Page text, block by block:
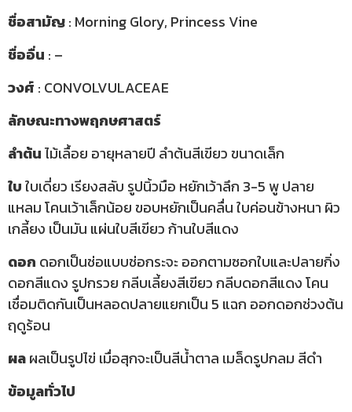
ชื่อสามัญ: Morning Glory, Princess Vine
ชื่ออื่น : –
วงศ์ : CONVOLVULACEAE
ลักษณะทางพฤกษศาสตร์
ลำต้นไม้เลื้อย อายุหลายปี ลำต้นสีเขียว ขนาดเล็ก
ใบใบเดี่ยว เรียงสลับ รูปนิ้วมือ หยักเว้าลึก 3-5 พู ปลาย
แหลม โคนเว้าเล็กน้อย ขอบหยักเป็นคลื่น ใบค่อนข้างหนา ผิว
เกลี้ยง เป็นมัน แผ่นใบสีเขียว ก้านใบสีแดง
ดอก ดอกเป็นช่อแบบช่อกระจะ ออกตามซอกใบและปลายกิ่ง
ดอกสีแดง รูปกรวย กลีบเลี้ยงสีเขียว กลีบดอกสีแดง โคน
เชื่อมติดกันเป็นหลอดปลายแยกเป็น 5 แฉก ออกดอกช่วงต้น
ฤดูร้อน
ผลผลเป็นรูปไข่ เมื่อสุกจะเป็นสีน้ำตาล เมล็ดรูปกลม สีดำ
ข้อมูลทั่วไป